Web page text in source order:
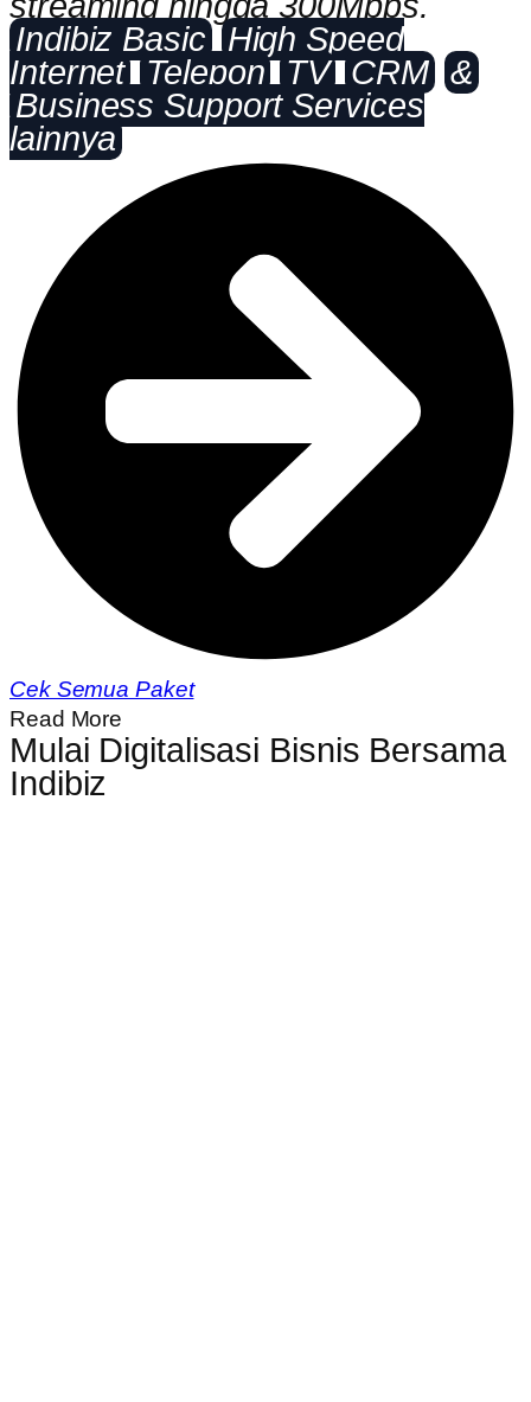
Indibiz Basic
High Speed
Internet
Telepon TV CRM &
Business Support Services
lainnya
Cek Semua Paket
Read More
Mulai Digitalisasi Bisnis Bersama
Indibiz